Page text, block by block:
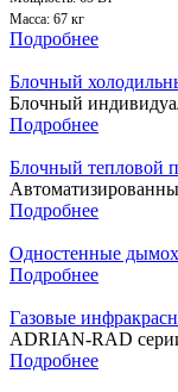
Масса: 67 кг
Подробнее
Блочный
Блочный
Подробнее
Блочный тепловой
Подробнее
Одностенные
Подробнее
Газовые
ADRIAN-RAD
Подробнее